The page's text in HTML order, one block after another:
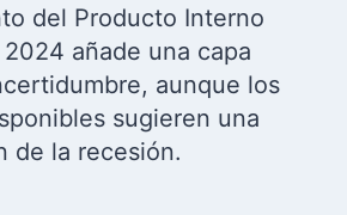
del Producto Interno
añade una capa
aunque los
sugieren una
de la recesión.